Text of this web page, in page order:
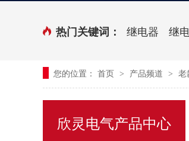
新能源继电器
热门关键词： 继电器 继
您的位置： 首页 > 产品频道 > 老
欣灵电气产品中心